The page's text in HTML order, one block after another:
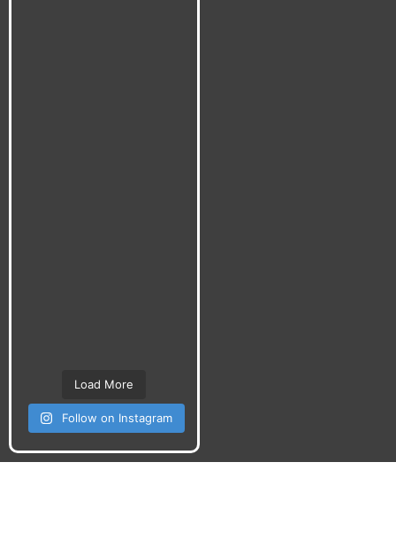
Load More
Follow on Instagram